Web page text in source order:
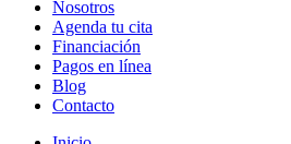
Nosotros
Agenda tu cita
Financiación
Pagos en línea
Blog
Contacto